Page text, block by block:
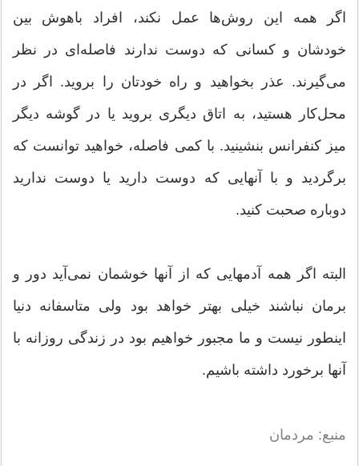
اگر همه این روش‌ها عمل نکند، افراد باهوش بین
خودشان و کسانی که دوست ندارند فاصله‌ای در نظر
می‌گیرند. عذر بخواهید و راه خودتان را بروید. اگر در
محل‌کار هستید، به اتاق دیگری بروید یا در گوشه دیگر
میز کنفرانس بنشینید. با کمی فاصله، خواهید توانست که
برگردید و با آنهایی که دوست دارید یا دوست ندارید
دوباره صحبت کنید.
البته اگر همه آدمهایی که از آنها خوشمان نمی‌آید دور و
برمان نباشند خیلی بهتر خواهد بود ولی متاسفانه دنیا
اینطور نیست و ما مجبور خواهیم بود در زندگی روزانه با
آنها برخورد داشته باشیم.
منبع: مردمان